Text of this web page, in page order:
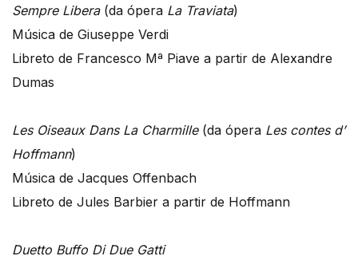
Sempre Libera(da ópera La Traviata)
Música de Giuseppe Verdi
Libreto de Francesco Mª Piave a partir de Alexandre
Dumas
Les Oiseaux Dans La Charmille(da ópera Les contes d’
Hoffmann)
Música de Jacques Offenbach
Libreto de Jules Barbier a partir de Hoffmann
Duetto Buffo Di Due Gatti